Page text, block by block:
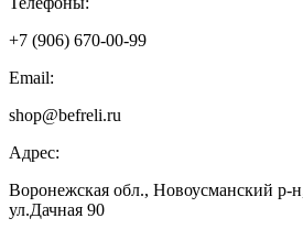
+7 (906) 670-00-99
Email:
shop@befreli.ru
Адрес:
Воронежская обл., Новоусманский р-
ул.Дачная 90